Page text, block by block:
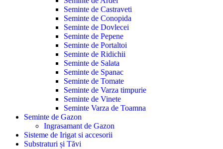
Seminte de Castraveti
Seminte de Conopida
Seminte de Dovlecei
Seminte de Pepene
Seminte de Portaltoi
Seminte de Ridichii
Seminte de Salata
Seminte de Spanac
Seminte de Tomate
Seminte de Varza timpurie
Seminte de Vinete
Seminte Varza de Toamna
Seminte de Gazon
Ingrasamant de Gazon
Sisteme de Irigat si accesorii
Substraturi și Tăvi